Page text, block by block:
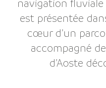
navigation fluviale
est présentée
cœur d’un
accompagné
d’Aoste